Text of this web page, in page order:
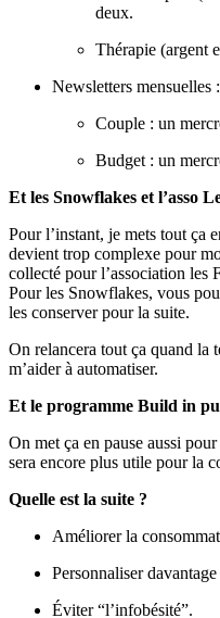
deux.
Thérapie (argent
Newsletters mensuelles :
Couple : un
Budget : un
Et les Snowflakes et l’asso
Pour l’instant, je mets tout ça
devient trop complexe pour
collecté pour l’association les
Pour les Snowflakes, vous
les conserver pour la suite.
On relancera tout ça quand la
m’aider à automatiser.
Et le programme Build in
On met ça en pause aussi
sera encore plus utile pour la
Quelle est la suite ?
Améliorer la
Personnaliser
Éviter “l’infobésité”.